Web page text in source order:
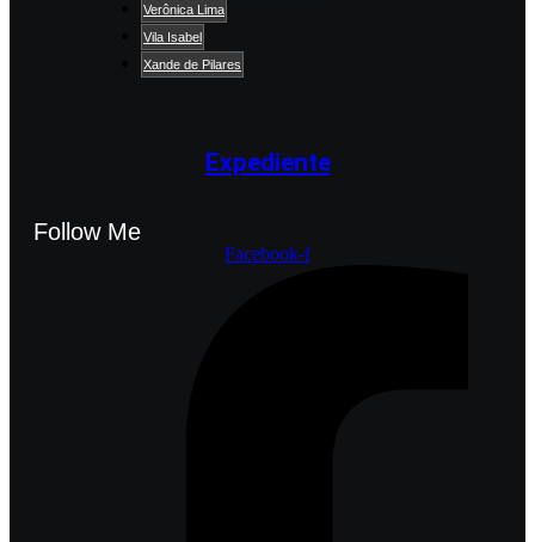
Verônica Lima
Vila Isabel
Xande de Pilares
Expediente
Follow Me
Facebook-f